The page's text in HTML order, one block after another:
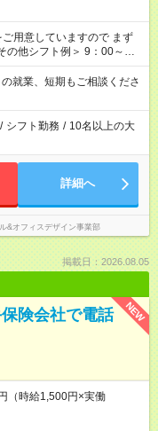
ご用意していますので まず
その他のお時間もOKです！
就業、短期もご相談くださ
/ シフト勤務 / 10名以上の大
詳細へ
&オフィスデザイン事業部
掲載日：2026.08.05
NEW
険会社で電話
（時給1,500円×実働